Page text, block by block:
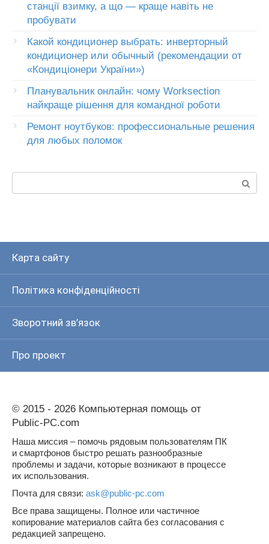
станції взимку, а що — краще навіть не
пробувати
Какой кондиционер выбрать: инверторный
кондиционер или обычный (рекомендации от
«Кондиціонери України»)
Планувальник онлайн: чому Worksection
найкраще рішення для командної роботи
Ремонт ноутбуков: профессиональные решения
для любых поломок
Карта сайту
Політика конфіденційності
Зворотний зв’язок
Про проект
© 2015 - 2026 Компьютерная помощь от
Public-PC.com
Наша миссия – помочь рядовым пользователям ПК
и смартфонов быстро решать разнообразные
проблемы и задачи, которые возникают в процессе
их использования.
Почта для связи: ask@public-pc.com
Все права защищены. Полное или частичное
копирование материалов сайта без согласования с
редакцией запрещено.